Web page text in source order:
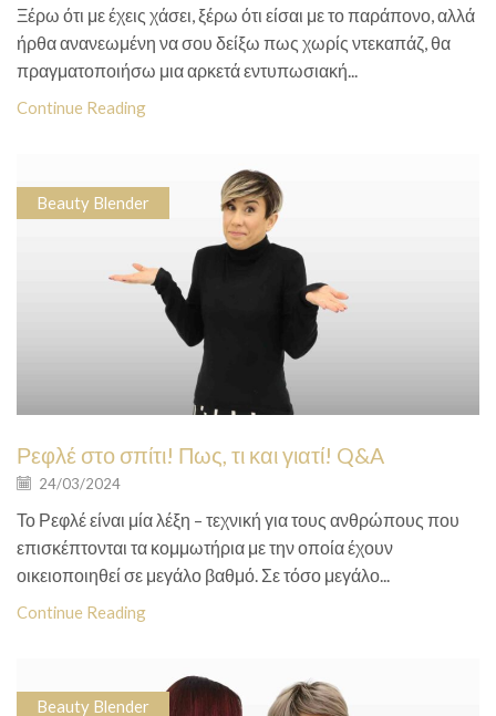
Ξέρω ότι με έχεις χάσει, ξέρω ότι είσαι με το παράπονο, αλλά
ήρθα ανανεωμένη να σου δείξω πως χωρίς ντεκαπάζ, θα
πραγματοποιήσω μια αρκετά εντυπωσιακή...
Continue Reading
Beauty Blender
Ρεφλέ στο σπίτι! Πως, τι και γιατί! Q&A
24/03/2024
Το Ρεφλέ είναι μία λέξη – τεχνική για τους ανθρώπους που
επισκέπτονται τα κομμωτήρια με την οποία έχουν
οικειοποιηθεί σε μεγάλο βαθμό. Σε τόσο μεγάλο...
Continue Reading
Beauty Blender